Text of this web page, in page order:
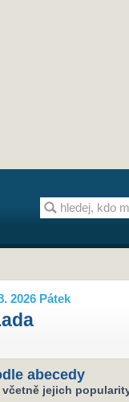
2026 Pátek
abecedy
včetně jejich